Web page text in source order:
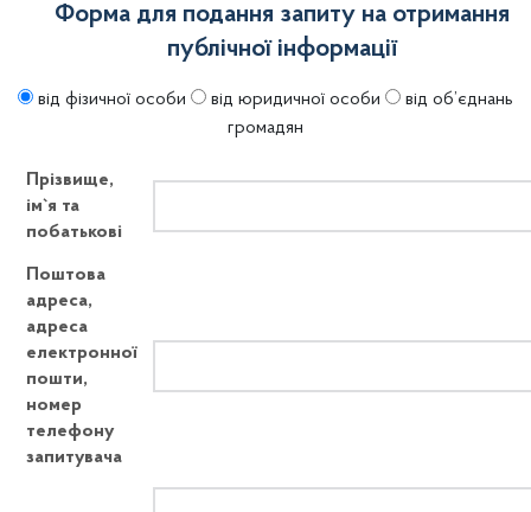
Форма для подання запиту на отримання
публічної інформації
від фізичної особи від юридичної особи
від об’єднань
громадян
Прізвище,
ім`я та
побатькові
Поштова
адреса,
адреса
електронної
пошти,
номер
телефону
запитувача